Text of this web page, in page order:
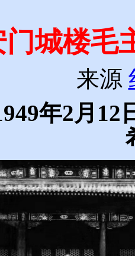
门城楼毛
来源
年2月12